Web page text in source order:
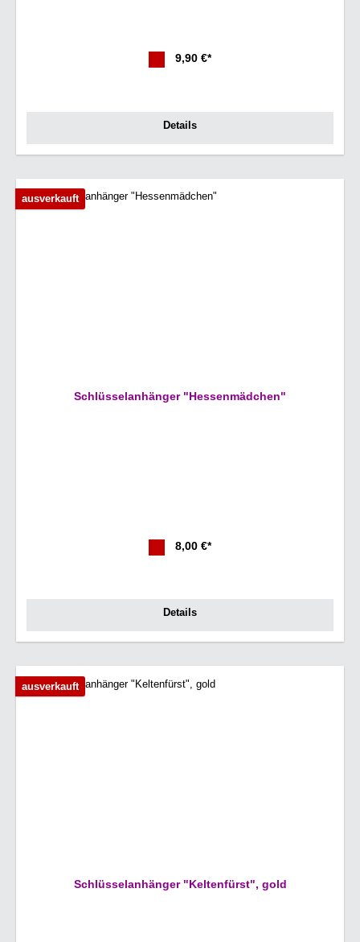
9,90 €*
Details
ausverkauft
Schlüsselanhänger "Hessenmädchen"
8,00 €*
Details
ausverkauft
Schlüsselanhänger "Keltenfürst", gold